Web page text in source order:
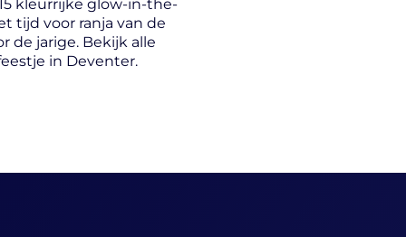
kleurrijke glow-in-the-
tijd voor ranja van de
de jarige. Bekijk alle
in Deventer.